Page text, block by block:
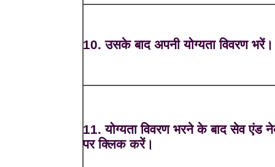
10. उसके बाद अपनी योग्यता विवरण भरें।
11. योग्यता विवरण भरने के बाद सेव एंड
पर क्लिक करें।